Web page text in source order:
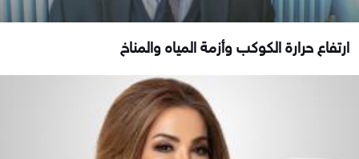
ارتفاع حرارة الكوكب وأزمة المياه والمناخ